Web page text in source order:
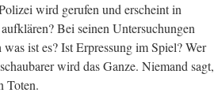
wird gerufen und erscheint in
Bei seinen Untersuchungen
ist es? Ist Erpressung im Spiel? Wer
wird das Ganze. Niemand sagt,
Toten.